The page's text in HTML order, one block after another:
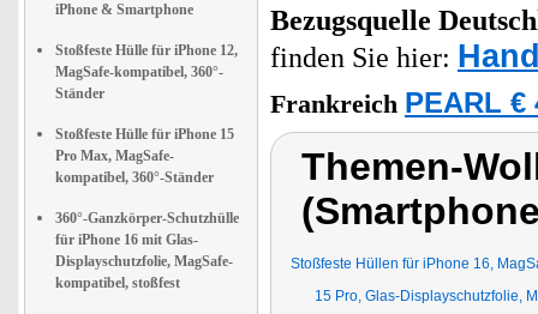
iPhone & Smartphone
Stoßfeste Hülle für iPhone 12,
MagSafe-kompatibel, 360°-
Ständer
Stoßfeste Hülle für iPhone 15
Pro Max, MagSafe-
kompatibel, 360°-Ständer
360°-Ganzkörper-Schutzhülle
für iPhone 16 mit Glas-
Displayschutzfolie, MagSafe-
kompatibel, stoßfest
Bezugsquelle
finden Sie hier:
Frankreich PEARL €
Themen-
Stoßfeste Hüllen für iPhone 16,
15 Pro, Glas-Displayschutzfolie,